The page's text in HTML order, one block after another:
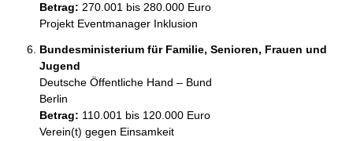
Betrag: 270.001 bis 280.000 Euro
Projekt Eventmanager Inklusion
Bundesministerium für Familie, Senioren, Frauen und
Jugend
Deutsche Öffentliche Hand – Bund
Berlin
Betrag: 110.001 bis 120.000 Euro
Verein(t) gegen Einsamkeit